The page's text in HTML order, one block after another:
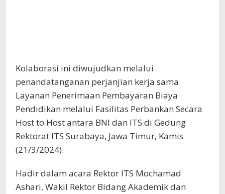
Kolaborasi ini diwujudkan melalui
penandatanganan perjanjian kerja sama
Layanan Penerimaan Pembayaran Biaya
Pendidikan melalui Fasilitas Perbankan Secara
Host to Host antara BNI dan ITS di Gedung
Rektorat ITS Surabaya, Jawa Timur, Kamis
(21/3/2024).
Hadir dalam acara Rektor ITS Mochamad
Ashari, Wakil Rektor Bidang Akademik dan